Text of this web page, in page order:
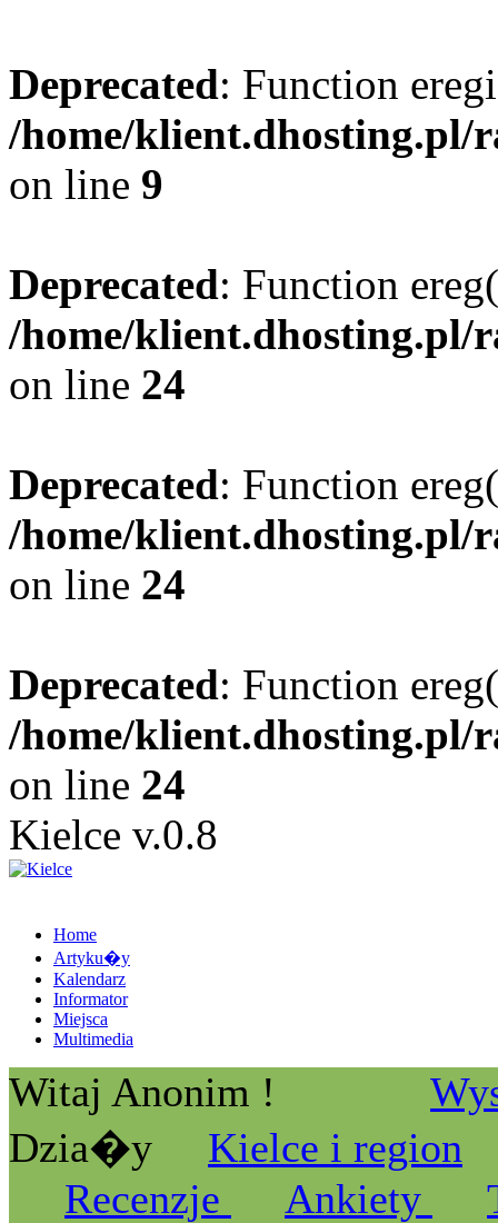
Deprecated: Function
/home/klient.dhosting.pl/
on line 9
Deprecated: Function
/home/klient.dhosting.pl/
on line 24
Deprecated: Function
/home/klient.dhosting.pl/
on line 24
Deprecated: Function
/home/klient.dhosting.pl/
on line 24
Kielce v.0.8
Home
Artyku�y
Kalendarz
Informator
Miejsca
Multimedia
Witaj Anonim !
Dzia�y
Kielce i region
Recenzje
Ankiety